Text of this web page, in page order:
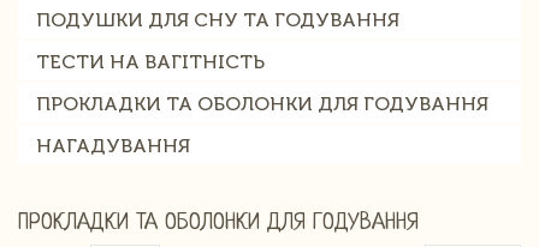
ПОДУШКИ ДЛЯ СНУ ТА ГОДУВАННЯ
ТЕСТИ НА ВАГІТНІСТЬ
ПРОКЛАДКИ ТА ОБОЛОНКИ ДЛЯ ГОДУВАННЯ
НАГАДУВАННЯ
ПРОКЛАДКИ ТА ОБОЛОНКИ ДЛЯ ГОДУВАННЯ